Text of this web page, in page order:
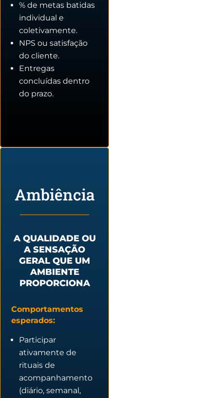
% de metas batidas
individual e
coletivamente.
NPS ou satisfação
do cliente.
Entregas
concluídas dentro
do prazo.
Ambiência
A QUALIDADE OU
A SENSAÇÃO
GERAL QUE UM
AMBIENTE
PROPORCIONA
Comportamentos
esperados:
Participar
ativamente de
rituais de
acompanhamento
(diário, semanal,